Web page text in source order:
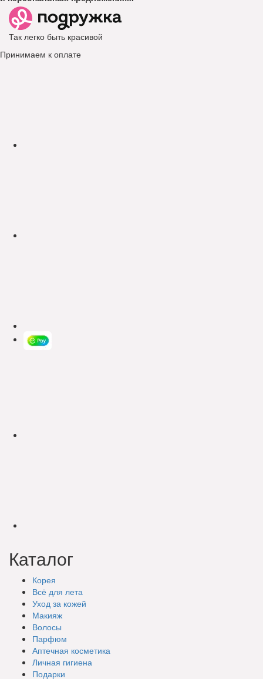
Так легко быть красивой
Принимаем к оплате
Каталог
Корея
Всё для лета
Уход за кожей
Макияж
Волосы
Парфюм
Аптечная косметика
Личная гигиена
Подарки